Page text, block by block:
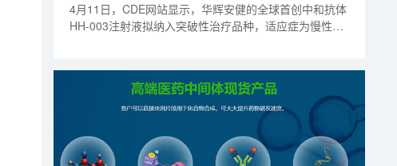
4月11日，CDE网站显示，华辉安健的全球首创中和抗体
HH-003注射液拟纳入突破性治疗品种，适应症为慢性丁